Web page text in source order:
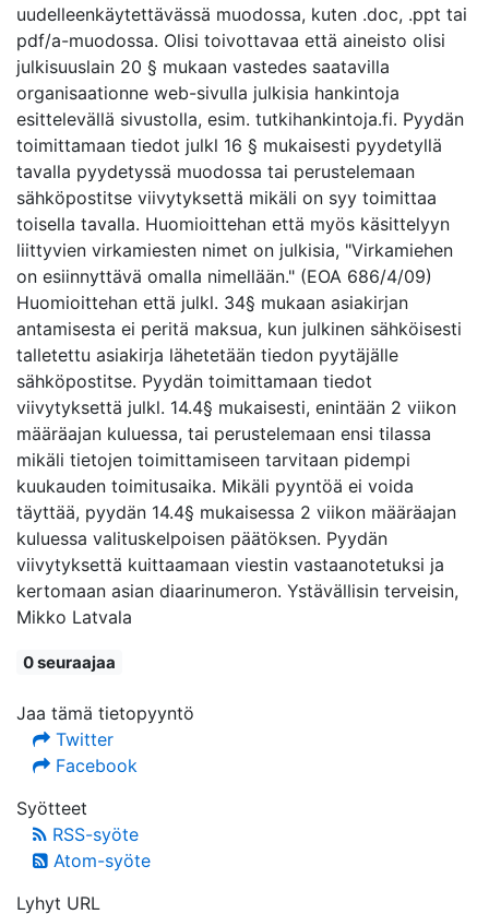
uudelleenkäytettävässä muodossa, kuten .doc, .ppt tai
pdf/a-muodossa. Olisi toivottavaa että aineisto olisi
julkisuuslain 20 § mukaan vastedes saatavilla
organisaationne web-sivulla julkisia hankintoja
esittelevällä sivustolla, esim. tutkihankintoja.fi. Pyydän
toimittamaan tiedot julkl 16 § mukaisesti pyydetyllä
tavalla pyydetyssä muodossa tai perustelemaan
sähköpostitse viivytyksettä mikäli on syy toimittaa
toisella tavalla. Huomioittehan että myös käsittelyyn
liittyvien virkamiesten nimet on julkisia, "Virkamiehen
on esiinnyttävä omalla nimellään." (EOA 686/4/09)
Huomioittehan että julkl. 34§ mukaan asiakirjan
antamisesta ei peritä maksua, kun julkinen sähköisesti
talletettu asiakirja lähetetään tiedon pyytäjälle
sähköpostitse. Pyydän toimittamaan tiedot
viivytyksettä julkl. 14.4§ mukaisesti, enintään 2 viikon
määräajan kuluessa, tai perustelemaan ensi tilassa
mikäli tietojen toimittamiseen tarvitaan pidempi
kuukauden toimitusaika. Mikäli pyyntöä ei voida
täyttää, pyydän 14.4§ mukaisessa 2 viikon määräajan
kuluessa valituskelpoisen päätöksen. Pyydän
viivytyksettä kuittaamaan viestin vastaanotetuksi ja
kertomaan asian diaarinumeron. Ystävällisin terveisin,
Mikko Latvala
0 seuraajaa
Jaa tämä tietopyyntö
Twitter
Facebook
Syötteet
RSS-syöte
Atom-syöte
Lyhyt URL